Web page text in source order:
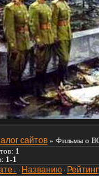
сайтов » Фильмы о
: 1
: 1-1
· Названию ·